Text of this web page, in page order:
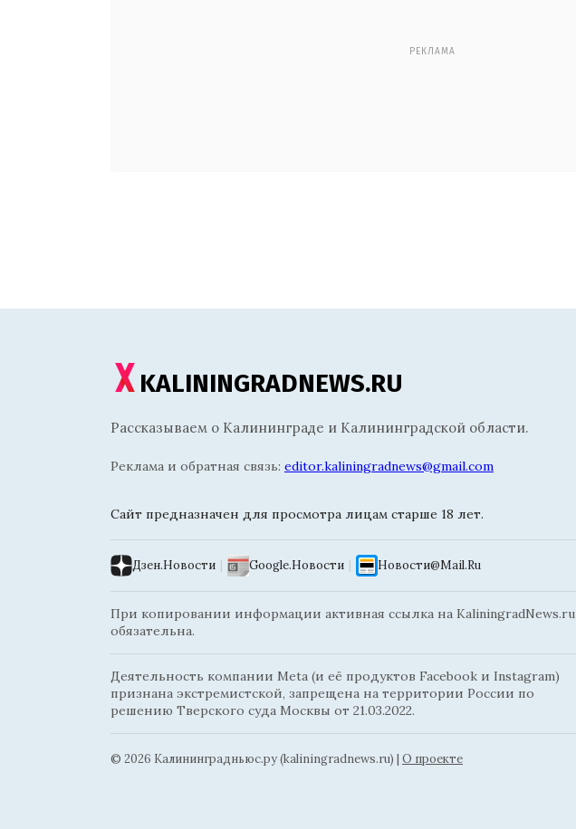
РЕКЛАМА
KALININGRADNEWS.RU
Рассказываем о Калининграде и Калининградской области.
Реклама и обратная связь: editor.kaliningradnews@gmail.com
Сайт предназначен для просмотра лицам старше 18 лет.
Дзен.Новости | Google.Новости | Новости@Mail.Ru
При копировании информации активная ссылка на KaliningradNews.ru
обязательна.
Деятельность компании Meta (и её продуктов Facebook и Instagram)
признана экстремистской, запрещена на территории России по
решению Тверского суда Москвы от 21.03.2022.
© 2026 Калининградньюc.ру (kaliningradnews.ru) | О проекте